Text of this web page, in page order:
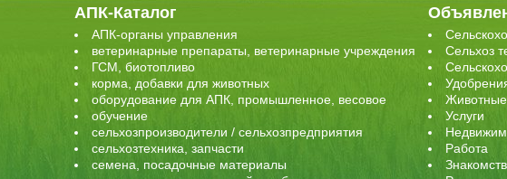
АПК-Каталог
АПК-органы управления
ветеринарные препараты, ветеринарные учреждения
ГСМ, биотопливо
корма, добавки для животных
оборудование для АПК, промышленное, весовое
обучение
сельхозпроизводители / сельхозпредприятия
сельхозтехника, запчасти
семена, посадочные материалы
Сельхоз
Услуги
Работа